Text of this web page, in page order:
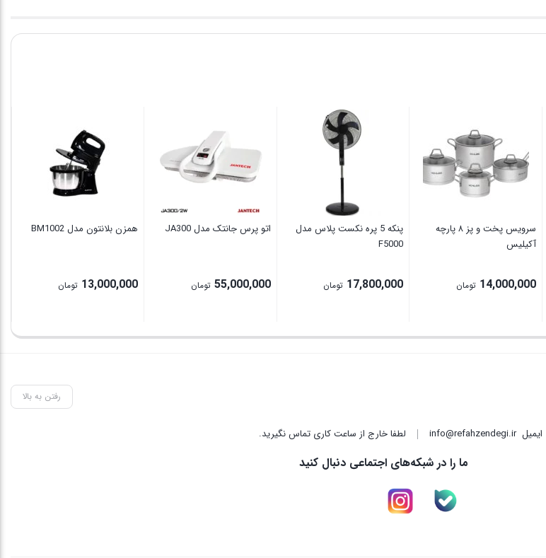
سرویس پخت و پز ۸ پارچه
آکیلیس
14,000,000 تومان
پنکه 5 پره نکست پلاس مدل
F5000
17,800,000 تومان
اتو پرس جانتک مدل JA300
55,000,000 تومان
ھمزن بلانتون مدل BM1002
13,000,000 تومان
رفتن به بالا
ایمیلinfo@refahzendegi.ir لطفا خارج از ساعت کاری تماس نگیرید.
ما را در شبکه‌های اجتماعی دنبال کنید